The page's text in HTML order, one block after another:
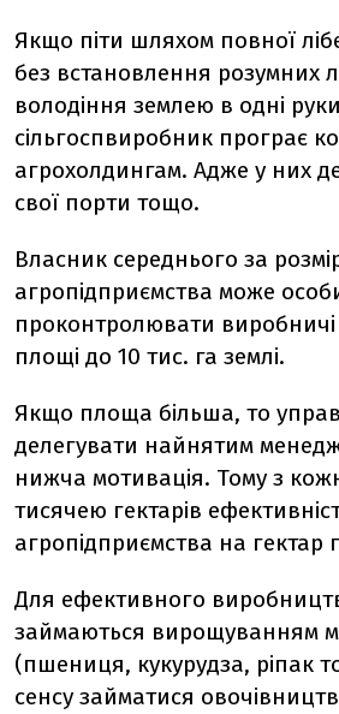
Якщо піти шляхом повної
без встановлення розумних
володіння землею в одні
сільгоспвиробник програє
агрохолдингам. Адже у них
свої порти тощо.
Власник середнього за
агропідприємства може
проконтролювати
площі до 10 тис. га землі.
Якщо площа більша, то
делегувати найнятим
нижча мотивація. Тому з
тисячею гектарів
агропідприємства на гектар
Для ефективного
займаються вирощуванням
(пшениця, кукурудза, ріпак
сенсу займатися